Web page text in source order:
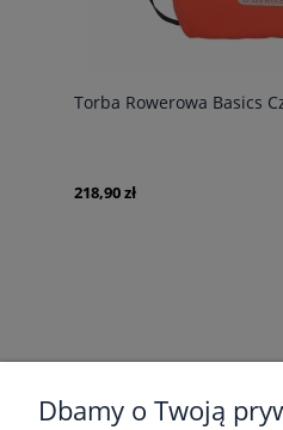
Torba Rowerowa Basics
218,90 zł
Dbamy o Twoją